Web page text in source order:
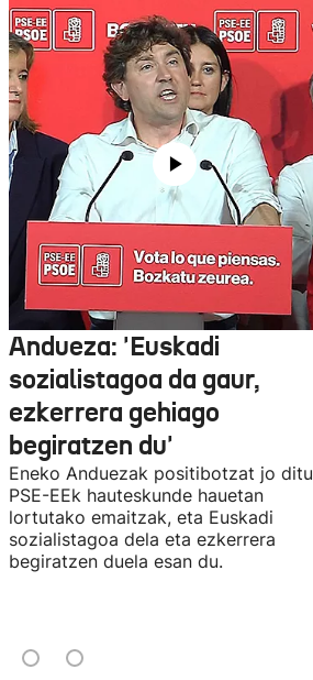
Andueza: 'Euskadi
sozialistagoa da gaur,
ezkerrera gehiago
begiratzen du'
Eneko Anduezak positibotzat jo ditu
PSE-EEk hauteskunde hauetan
lortutako emaitzak, eta Euskadi
sozialistagoa dela eta ezkerrera
begiratzen duela esan du.